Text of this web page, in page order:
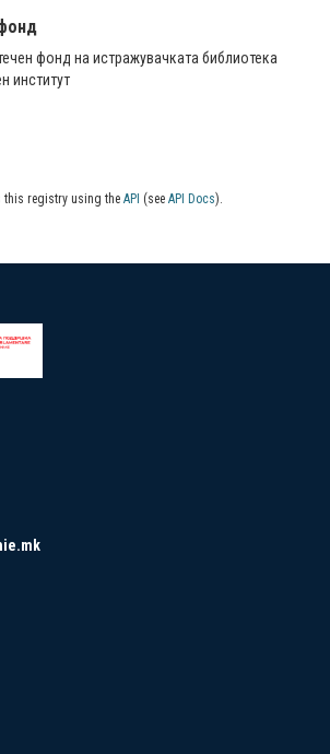
фонд на истражувачката библиотека
институт
this registry using the API (see API Docs).